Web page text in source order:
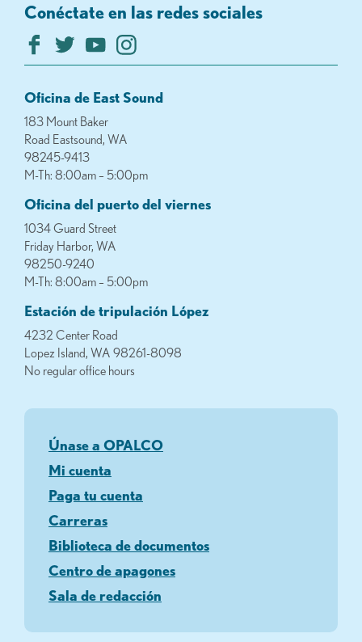
Conéctate en las redes sociales
Oficina de East Sound
183 Mount Baker
Road Eastsound, WA
98245-9413
M-Th: 8:00am – 5:00pm
Oficina del puerto del viernes
1034 Guard Street
Friday Harbor, WA
98250-9240
M-Th: 8:00am – 5:00pm
Estación de tripulación López
4232 Center Road
Lopez Island, WA 98261-8098
No regular office hours
Únase a OPALCO
Mi cuenta
Paga tu cuenta
Carreras
Biblioteca de documentos
Centro de apagones
Sala de redacción